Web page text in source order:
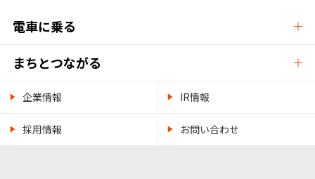
電車に乗る
まちとつながる
企業情報 IR情報
採用情報 お問い合わせ